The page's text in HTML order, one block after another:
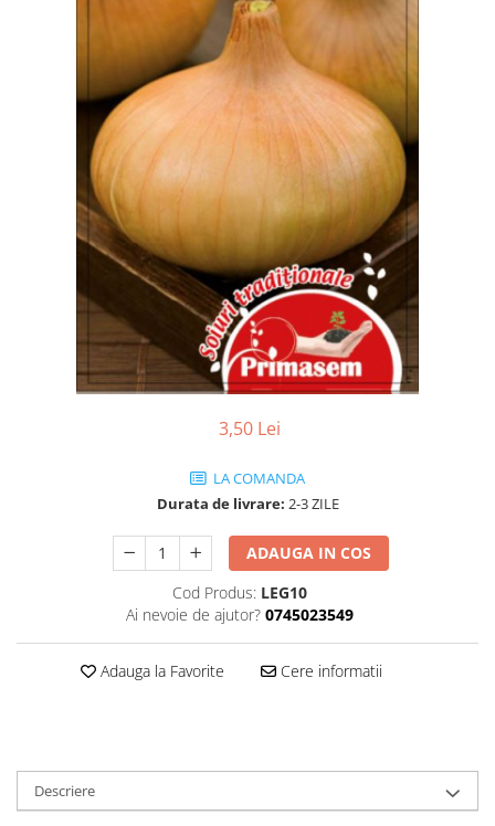
3,50 Lei
LA COMANDA
Durata de livrare: 2-3 ZILE
ADAUGA IN COS
Cod Produs: LEG10
Ai nevoie de ajutor? 0745023549
Adauga la Favorite Cere informatii
Descriere